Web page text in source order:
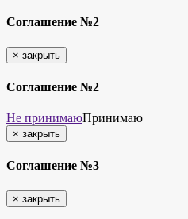
Соглашение №2
× закрыть
Соглашение №2
Не принимаюПринимаю
× закрыть
Соглашение №3
× закрыть